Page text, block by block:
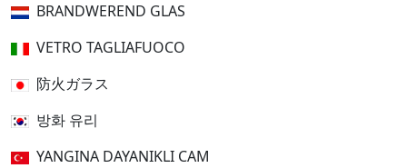
BRANDWEREND GLAS
VETRO TAGLIAFUOCO
防火ガラス
방화 유리
YANGINA DAYANIKLI CAM